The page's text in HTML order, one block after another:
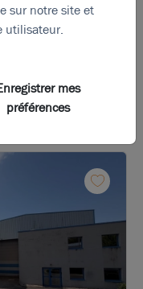
intéresser !
sur notre site et
utilisateur.
mes
préférences